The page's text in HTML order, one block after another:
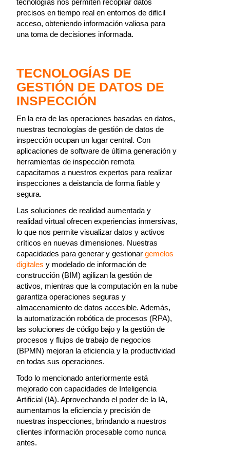
tecnologías nos permiten recopilar datos
precisos en tiempo real en entornos de difícil
acceso, obteniendo información valiosa para
una toma de decisiones informada.
TECNOLOGÍAS DE
GESTIÓN DE DATOS DE
INSPECCIÓN
En la era de las operaciones basadas en datos,
nuestras tecnologías de gestión de datos de
inspección ocupan un lugar central. Con
aplicaciones de software de última generación y
herramientas de inspección remota
capacitamos a nuestros expertos para realizar
inspecciones a deistancia de forma fiable y
segura.
Las soluciones de realidad aumentada y
realidad virtual ofrecen experiencias inmersivas,
lo que nos permite visualizar datos y activos
críticos en nuevas dimensiones. Nuestras
capacidades para generar y gestionar gemelos
digitales y modelado de información de
construcción (BIM) agilizan la gestión de
activos, mientras que la computación en la nube
garantiza operaciones seguras y
almacenamiento de datos accesible. Además,
la automatización robótica de procesos (RPA),
las soluciones de código bajo y la gestión de
procesos y flujos de trabajo de negocios
(BPMN) mejoran la eficiencia y la productividad
en todas sus operaciones.
Todo lo mencionado anteriormente está
mejorado con capacidades de Inteligencia
Artificial (IA). Aprovechando el poder de la IA,
aumentamos la eficiencia y precisión de
nuestras inspecciones, brindando a nuestros
clientes información procesable como nunca
antes.